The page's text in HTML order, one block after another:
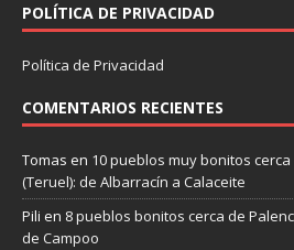
POLÍTICA DE PRIVACIDAD
Política de Privacidad
COMENTARIOS RECIENTES
Tomas en 10 pueblos muy bonitos
(Teruel): de Albarracín a Calaceite
Pili en 8 pueblos bonitos cerca de
de Campoo